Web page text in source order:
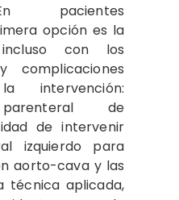
pacientes
opción es la
con los
complicaciones
intervención:
parenteral de
de intervenir
izquierdo para
aorto-cava y las
técnica aplicada,